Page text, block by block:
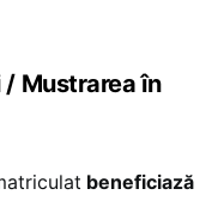
Mustrarea în
beneficiază